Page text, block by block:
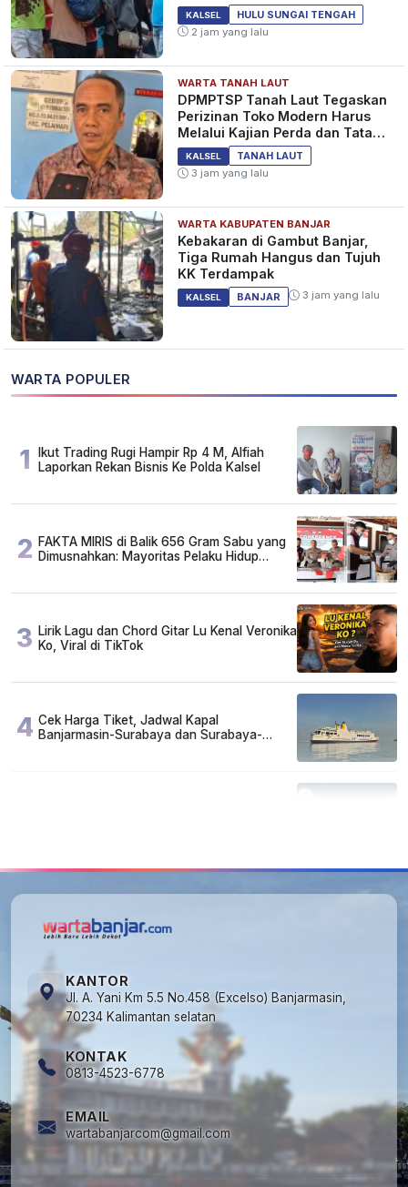
KALSEL
HULU SUNGAI TENGAH
2 jam yang lalu
WARTA TANAH LAUT
DPMPTSP Tanah Laut Tegaskan
Perizinan Toko Modern Harus
Melalui Kajian Perda dan Tata
Ruang
KALSEL
TANAH LAUT
3 jam yang lalu
WARTA KABUPATEN BANJAR
Kebakaran di Gambut Banjar,
Tiga Rumah Hangus dan Tujuh
KK Terdampak
KALSEL BANJAR 3 jam yang lalu
WARTA POPULER
1
Ikut Trading Rugi Hampir Rp 4 M, Alfiah
Laporkan Rekan Bisnis Ke Polda Kalsel
2 FAKTA MIRIS di Balik 656 Gram Sabu yang
Dimusnahkan: Mayoritas Pelaku Hidup
3 Lirik Lagu dan Chord Gitar Lu Kenal Veronika
Ko, Viral di TikTok
4 Cek Harga Tiket, Jadwal Kapal
Banjarmasin-Surabaya dan Surabaya-
KANTOR
Jl. A. Yani Km 5.5 No.458 (Excelso) Banjarmasin,
70234 Kalimantan selatan
KONTAK
0813-4523-6778
EMAIL
wartabanjarcom@gmail.com